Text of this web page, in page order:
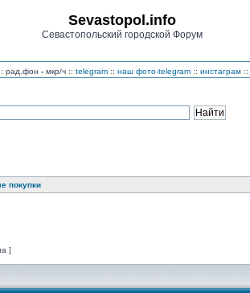
Sevastopol.info
Севастопольский городской Форум
рад.фон - мкр/ч :: telegram :: наш фото-telegram :: инстаграм ::
покупки
]